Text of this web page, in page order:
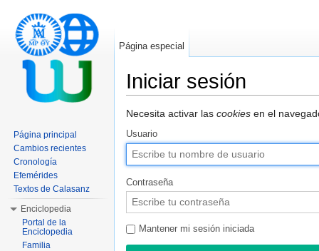
Iniciar sesión
Necesita activar las cookies en el
Usuario
Contraseña
Mantener mi sesión iniciada
Página especial
Página principal
Cambios recientes
Cronología
Efemérides
Textos de Calasanz
Enciclopedia
Portal de la
Enciclopedia
Familia